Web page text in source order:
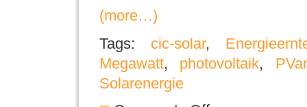
(more…)
Tags: cic-solar,
Megawatt, photovoltaik,
Solarenergie